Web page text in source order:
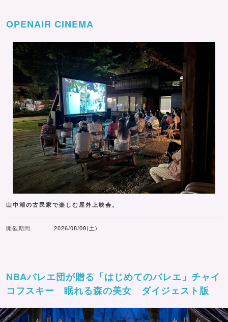
OPENAIR CINEMA
山中湖の古民家で楽しむ屋外上映会。
開催期間 2026/08/08(土)
NBAバレエ団が贈る「はじめてのバレエ」チャイ
コフスキー 眠れる森の美女 ダイジェスト版